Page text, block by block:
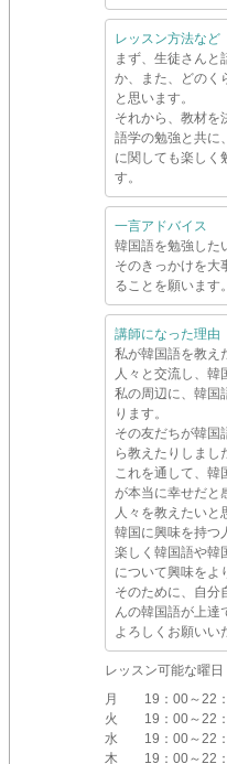
レッスン方法など
まず、生徒さんと
か、また、どのく
と思います。
それから、教材を
語学の勉強と共に
に関しても楽しく
す。
一言アドバイス
韓国語を勉強した
そのきっかけを大
ることを願います。
講師になった理由
私が韓国語を教え
人々と交流し、韓
私の周辺に、韓国
ります。
その友だちが韓国
ら教えたりしまし
これを通して、韓
が本当に幸せだと
人々を教えたいと
韓国に興味を持つ
楽しく韓国語や韓
について興味をよ
そのために、自分
んの韓国語が上達
よろしくお願いい
レッスン可能な曜日
月
19：00～22
火
19：00～22
水
19：00～22
木
19：00～22